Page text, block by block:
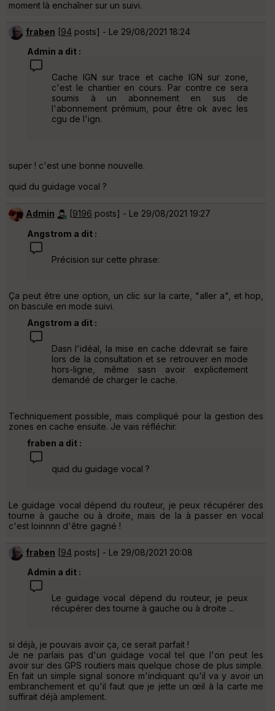
moment là enchaîner sur un suivi.
fraben [94 posts] - Le 29/08/2021 18:24
Admin a dit :
Cache IGN sur trace et cache IGN sur zone,
c'est le chantier en cours. Par contre ce sera
soumis à un abonnement en sus de
l'abonnement prémium, pour être ok avec les
cgu de l'ign.
super ! c'est une bonne nouvelle.
quid du guidage vocal ?
Admin [9196 posts] - Le 29/08/2021 19:27
Angstrom a dit :
Précision sur cette phrase:
Ça peut être une option, un clic sur la carte, "aller a", et hop,
on bascule en mode suivi.
Angstrom a dit :
Dasn l'idéal, la mise en cache ddevrait se faire
lors de la consultation et se retrouver en mode
hors-ligne, même sasn avoir explicitement
demandé de charger le cache.
Techniquement possible, mais compliqué pour la gestion des
zones en cache ensuite. Je vais réfléchir.
fraben a dit :
quid du guidage vocal ?
Le guidage vocal dépend du routeur, je peux récupérer des
tourne à gauche ou à droite, mais de la à passer en vocal
c'est loinnnn d'être gagné !
fraben [94 posts] - Le 29/08/2021 20:08
Admin a dit :
Le guidage vocal dépend du routeur, je peux
récupérer des tourne à gauche ou à droite ...
si déjà, je pouvais avoir ça, ce serait parfait !
Je ne parlais pas d'un guidage vocal tel que l'on peut les
avoir sur des GPS routiers mais quelque chose de plus simple.
En fait un simple signal sonore m'indiquant qu'il va y avoir un
embranchement et qu'il faut que je jette un œil à la carte me
suffirait déjà amplement.